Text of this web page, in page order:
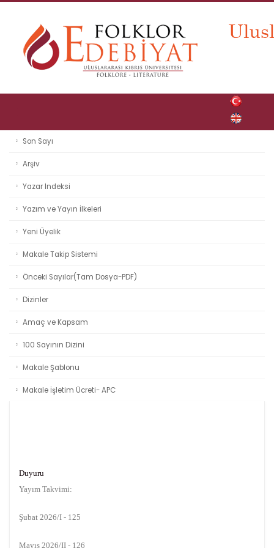
Son Sayı
Arşiv
Yazar İndeksi
Yazım ve Yayın İlkeleri
Yeni Üyelik
Makale Takip Sistemi
Önceki Sayılar(Tam Dosya-PDF)
Dizinler
Amaç ve Kapsam
100 Sayının Dizini
Makale Şablonu
Makale İşletim Ücreti- APC
Duyuru
Yayım Takvimi:
Şubat 2026/I - 125
Mayıs 2026/II - 126